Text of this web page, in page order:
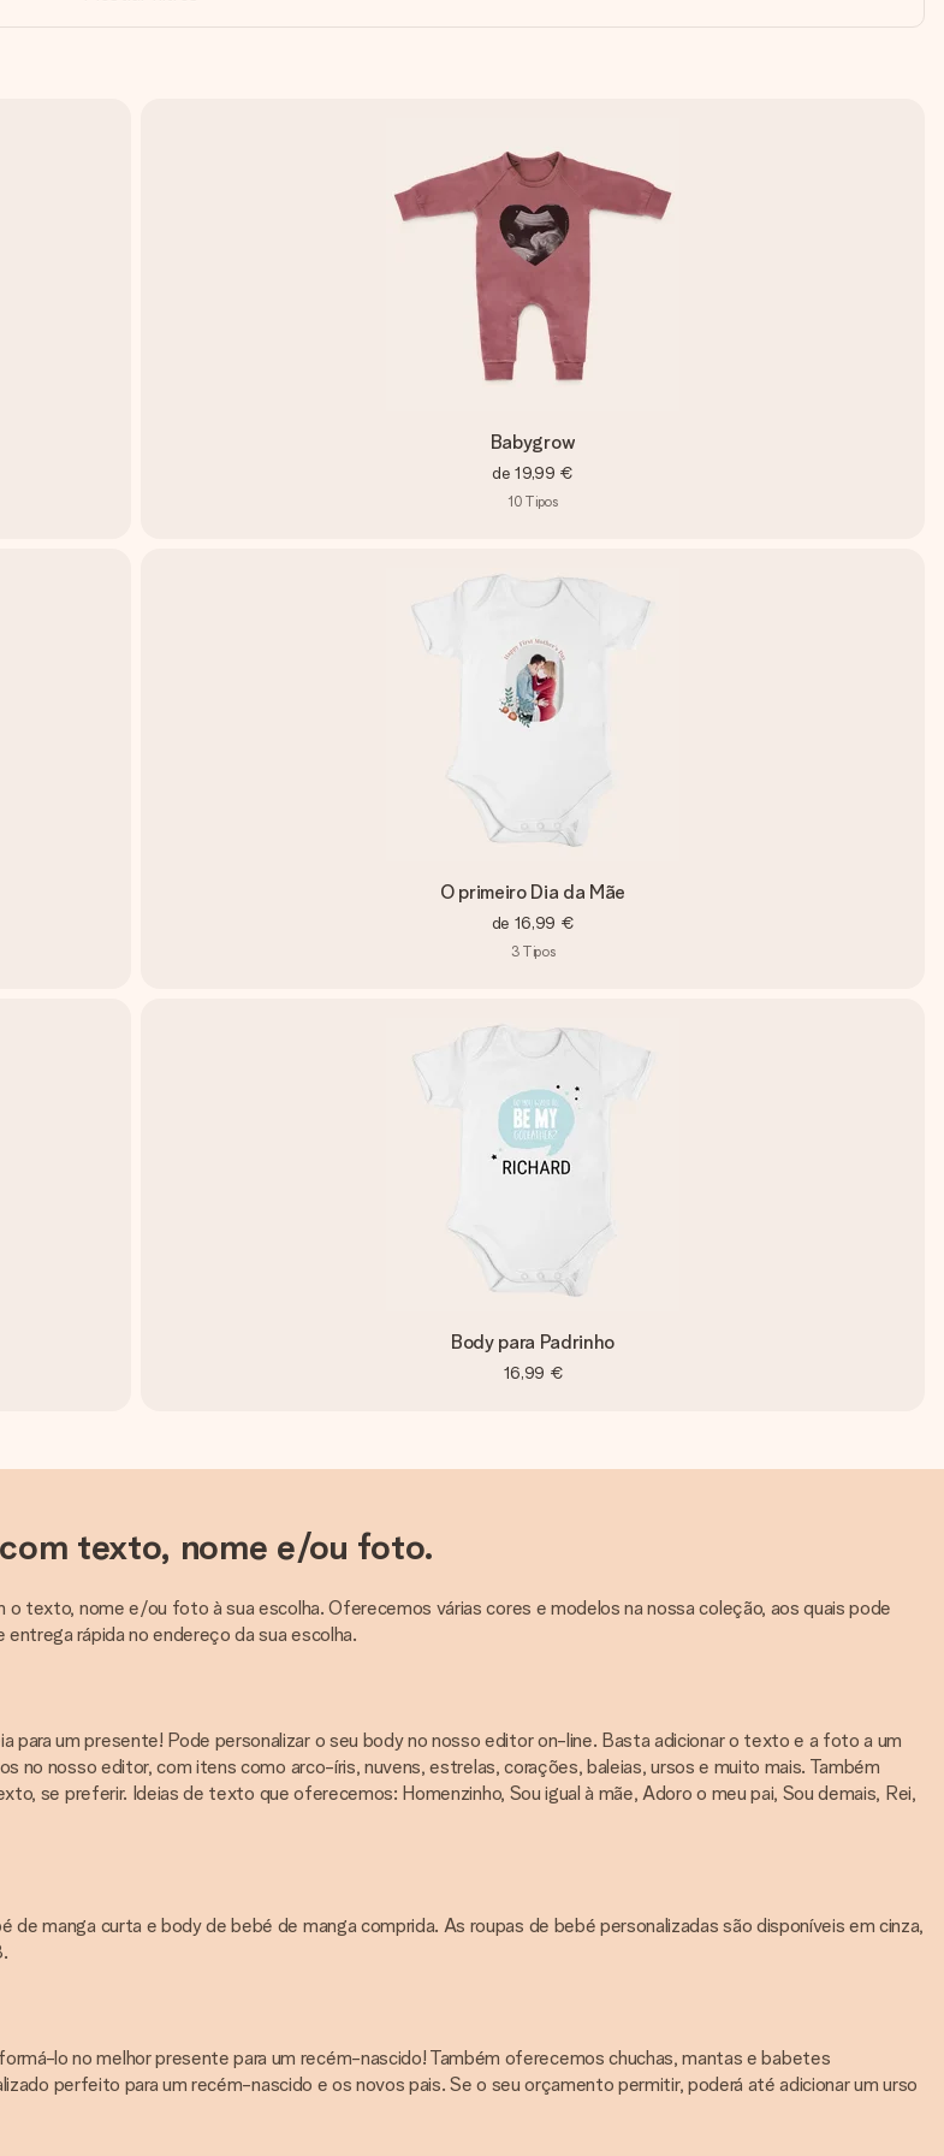
Babygrow
de 19,99 €
10 Tipos
O primeiro Dia da Mãe
de 16,99 €
3 Tipos
Body para Padrinho
16,99 €
texto, nome e/ou foto.
texto, nome e/ou foto à sua escolha. Oferecemos várias cores e modelos na nossa coleção, aos quais pode
rápida no endereço da sua escolha.
para um presente! Pode personalizar o seu body no nosso editor on-line. Basta adicionar o texto e a foto a um
no nosso editor, com itens como arco-íris, nuvens, estrelas, corações, baleias, ursos e muito mais. Também
se preferir. Ideias de texto que oferecemos: Homenzinho, Sou igual à mãe, Adoro o meu pai, Sou demais, Rei,
manga curta e body de bebé de manga comprida. As roupas de bebé personalizadas são disponíveis em cinza,
lo no melhor presente para um recém-nascido! Também oferecemos chuchas, mantas e babetes
perfeito para um recém-nascido e os novos pais. Se o seu orçamento permitir, poderá até adicionar um urso